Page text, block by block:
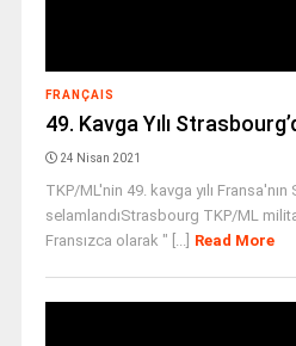
FRANÇAIS
49. Kavga Yılı
24 Nisan 2021
TKP/ML'nin 49. kavga yılı
selamlandıStrasbourg TKP/ML
Fransızca olarak " [...] Read More